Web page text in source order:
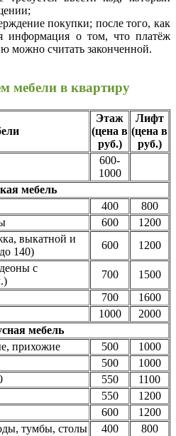
покупки; после того, как
информация о том, что платёж
можно считать законченной.
мебели в квартиру
Этаж
(цена в
руб.)
Лифт
(цена в
руб.)
600-
1000
мебель
400
800
600
1200
выкатной и
140)
600
1200
с
700
1500
700
1600
1000
2000
мебель
прихожие
500
1000
500
1000
550
1100
550
1200
600
1200
тумбы, столы
400
800